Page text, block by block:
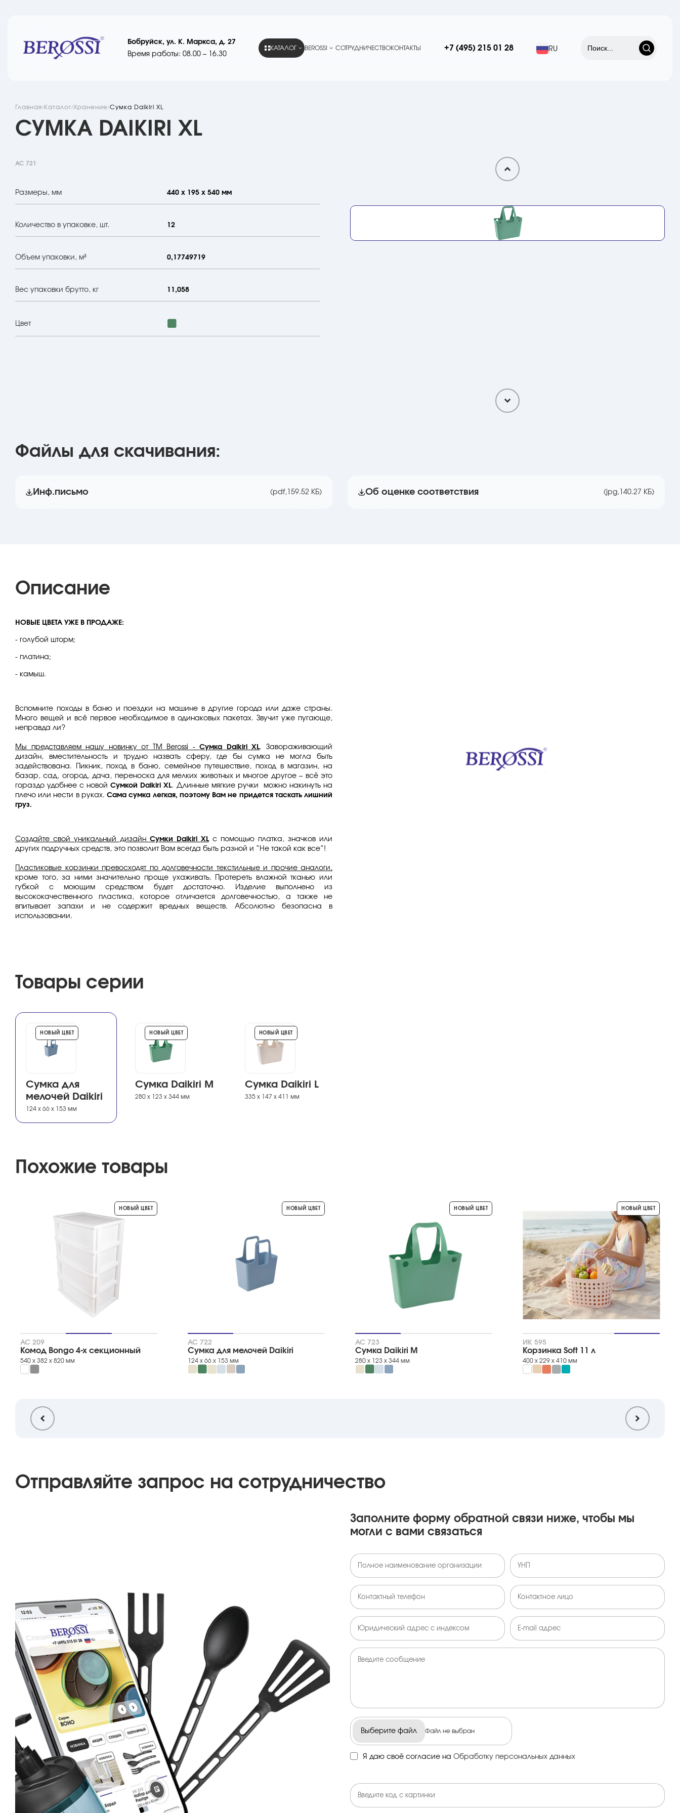
Бобруйск, ул. К. Маркса, д. 27
Время работы: 08.00 – 16.30
КАТАЛОГ BEROSSI СОТРУДНИЧЕСТВОКОНТАКТЫ +7 (495) 215 01 28 RU
Главная Каталог Хранение Сумка Daikiri XL
СУМКА DAIKIRI XL
АС 721
Размеры, мм 440 х 195 х 540 мм
Количество в упаковке, шт. 12
Объем упаковки, м³ 0,17749719
Вес упаковки брутто, кг 11,058
Цвет
Файлы для скачивания:
Инф.письмо (pdf, 159.52 КБ) Об оценке соответствия (jpg, 140.27 КБ)
Описание
НОВЫЕ ЦВЕТА УЖЕ В ПРОДАЖЕ:
- голубой шторм;
- платина;
- камыш.
Вспомните походы в баню и поездки на машине в другие города или даже страны.
Много вещей и всё первое необходимое в одинаковых пакетах. Звучит уже пугающе,
неправда ли?
Мы представляем нашу новинку от TM Berossi -Сумка Daikiri XL. Завораживающий
дизайн, вместительность и трудно назвать сферу, где бы сумка не могла быть
задействована. Пикник, поход в баню, семейное путешествие, поход в магазин, на
базар, сад, огород, дача, переноска для мелких животных и многое другое – всё это
гораздо удобнее с новой Сумкой Daikiri XL. Длинные мягкие ручки можно накинуть на
плечо или нести в руках.Сама сумка легкая, поэтому Вам не придется таскать лишний
груз.
Создайте свой уникальный дизайн Сумки Daikiri XL с помощью платка, значков или
других подручных средств, это позволит Вам всегда быть разной и “Не такой как все”!
Пластиковые корзинки превосходят по долговечности текстильные и прочие аналоги,
кроме того, за ними значительно проще ухаживать. Протереть влажной тканью или
губкой с моющим средством будет достаточно. Изделие выполнено из
высококачественного пластика, которое отличается долговечностью, а также не
впитывает запахи и не содержит вредных веществ. Абсолютно безопасна в
использовании.
Товары серии
НОВЫЙ ЦВЕТ
Сумка для
мелочей Daikiri
124 х 66 х 153 мм
НОВЫЙ ЦВЕТ
Сумка Daikiri M
280 х 123 х 344 мм
НОВЫЙ ЦВЕТ
Сумка Daikiri L
335 х 147 х 411 мм
Похожие товары
НОВЫЙ ЦВЕТ
АС 209
Комод Bongo 4-х секционный
540 х 382 х 820 мм
НОВЫЙ ЦВЕТ
АС 722
Сумка для мелочей Daikiri
124 х 66 х 153 мм
НОВЫЙ ЦВЕТ
АС 723
Сумка Daikiri M
280 х 123 х 344 мм
НОВЫЙ ЦВЕТ
ИК 595
Корзинка Soft 11 л
400 х 229 х 410 мм
Отправляйте запрос на сотрудничество
Заполните форму обратной связи ниже, чтобы мы
могли с вами связаться
Выберите файл Файл не выбран
Я даю своё согласие на Обработку персональных данных